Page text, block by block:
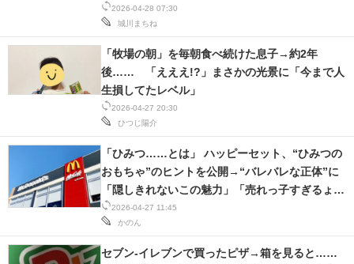
2026-04-28 07:30
城川まちね
2026-04-27 20:30
ひつじ陽介
「牧場の朝」を毎朝食べ続けた息子→約2年
後…… 「えええ!?」まさかの光景に「今まで人
生損してたレベル」
2026-04-27 11:45
かのん
「ひみつ……とは」 ハッピーセット、“ひみつの
おもちゃ”のヒントを公開→“バレバレな正体”に
「隠しきれないこの魅力」「売れっ子すぎるょ
～」
セブン-イレブンで買ったピザ→箱を見ると……